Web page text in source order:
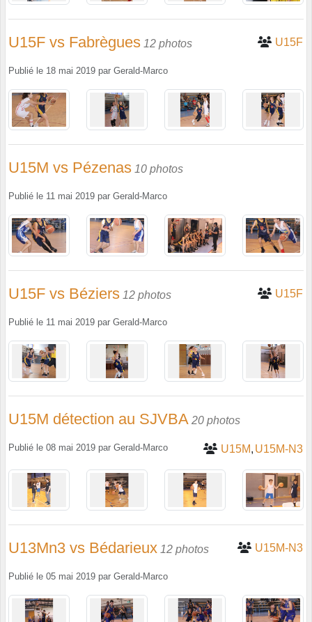
U15F vs Fabrègues 12 photos U15F
Publié le 18 mai 2019 par Gerald-Marco
U15M vs Pézenas 10 photos
Publié le 11 mai 2019 par Gerald-Marco
U15F vs Béziers 12 photos U15F
Publié le 11 mai 2019 par Gerald-Marco
U15M détection au SJVBA 20 photos
U15M U15M-N3
Publié le 08 mai 2019 par Gerald-Marco
U13Mn3 vs Bédarieux 12 photos U15M-N3
Publié le 05 mai 2019 par Gerald-Marco